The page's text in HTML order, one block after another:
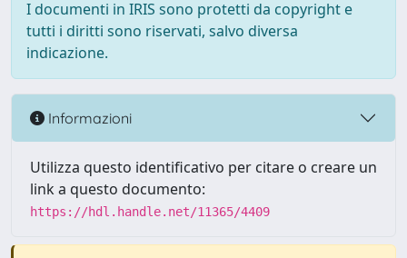
I documenti in IRIS sono protetti da copyright e
tutti i diritti sono riservati, salvo diversa
indicazione.
Informazioni
Utilizza questo identificativo per citare o creare un
link a questo documento:
https://hdl.handle.net/11365/4409